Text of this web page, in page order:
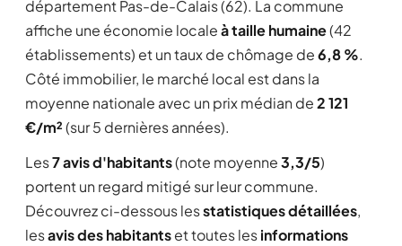
département Pas-de-Calais (62). La commune
affiche une économie localeà taille humaine(42
établissements) et un taux de chômage de6,8 %.
Côté immobilier, le marché local est dans la
moyenne nationale avec un prix médian de2 121
€/m²(sur 5 dernières années).
Les7 avis d'habitants(note moyenne3,3/5)
portent un regard mitigé sur leur commune.
Découvrez ci-dessous lesstatistiques détaillées,
lesavis des habitantset toutes lesinformations